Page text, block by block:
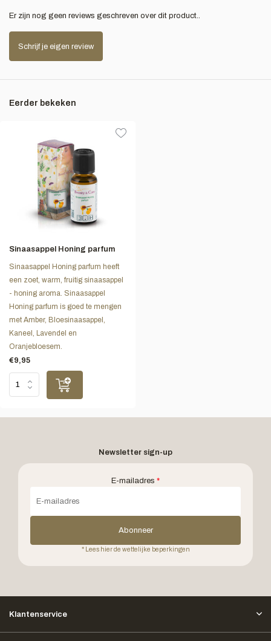
Er zijn nog geen reviews geschreven over dit product..
Schrijf je eigen review
Eerder bekeken
Sinaasappel Honing parfum
Sinaasappel Honing parfum heeft
een zoet, warm, fruitig sinaasappel
- honing aroma. Sinaasappel
Honing parfum is goed te mengen
met Amber, Bloesinaasappel,
Kaneel, Lavendel en
Oranjebloesem.
€9,95
Newsletter sign-up
E-mailadres *
Abonneer
* Lees hier de wettelijke beperkingen
Klantenservice